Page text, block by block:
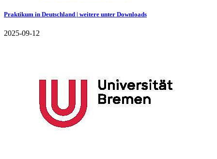
Praktikum in Deutschland | weitere unter Downloads
2025-09-12